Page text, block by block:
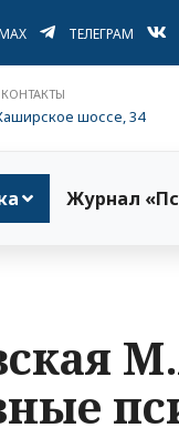
ТЕЛЕГРАМ
шоссе, 34
Журнал